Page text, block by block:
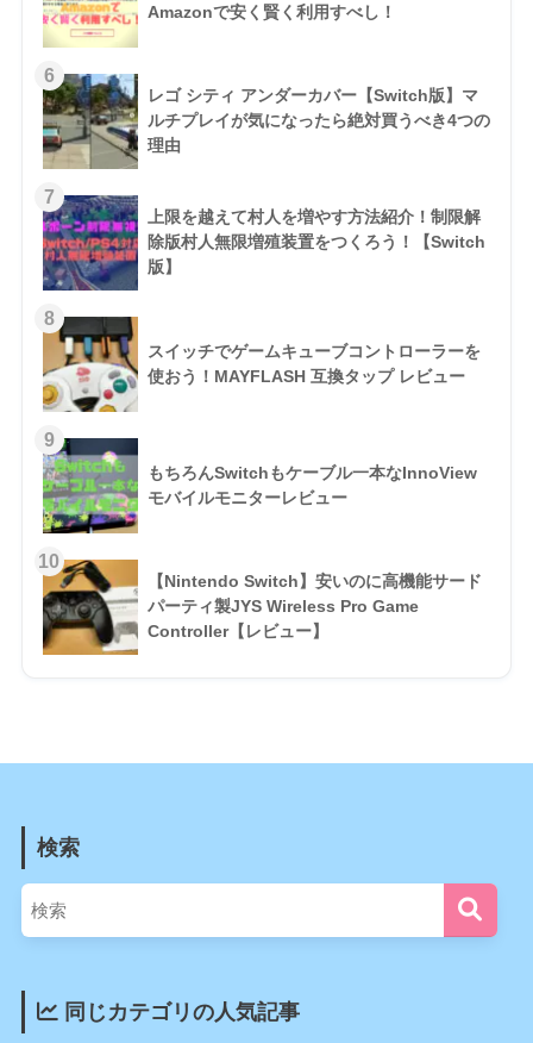
Amazonで安く賢く利用すべし！
レゴ シティ アンダーカバー【Switch版】マ
ルチプレイが気になったら絶対買うべき4つの
理由
上限を越えて村人を増やす方法紹介！制限解
除版村人無限増殖装置をつくろう！【Switch
版】
スイッチでゲームキューブコントローラーを
使おう！MAYFLASH 互換タップ レビュー
もちろんSwitchもケーブル一本なInnoView
モバイルモニターレビュー
【Nintendo Switch】安いのに高機能サード
パーティ製JYS Wireless Pro Game
Controller【レビュー】
検索
同じカテゴリの人気記事